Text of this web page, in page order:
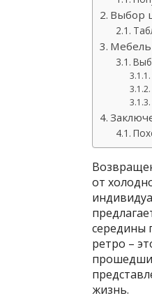
Выбор
Мебель
от
середины
ретро –
жизнь.